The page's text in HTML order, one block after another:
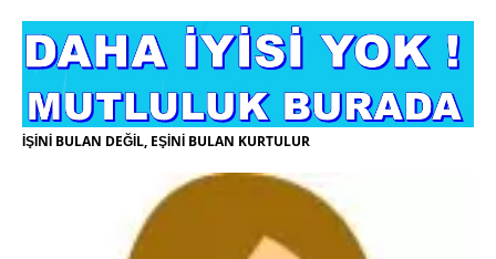
İŞİNİ BULAN DEĞİL, EŞİNİ BULAN KURTULUR